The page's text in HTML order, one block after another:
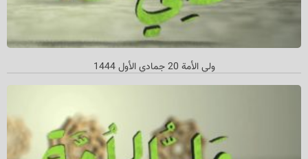
ولي الأمة 20 جمادي الأول 1444